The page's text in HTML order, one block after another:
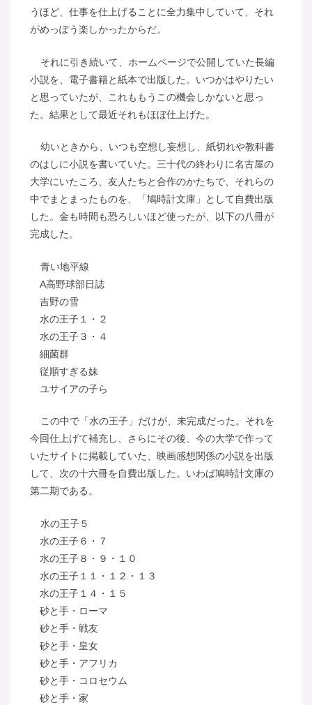
うほど、仕事を仕上げることに全力集中していて、それ
がめっぽう楽しかったからだ。
それに引き続いて、ホームページで公開していた長編
小説を、電子書籍と紙本で出版した。いつかはやりたい
と思っていたが、これももうこの機会しかないと思っ
た。結果として最近それもほぼ仕上げた。
幼いときから、いつも空想し妄想し、紙切れや教科書
のはしに小説を書いていた。三十代の終わりに名古屋の
大学にいたころ、友人たちと合作のかたちで、それらの
中でまとまったものを、「鳩時計文庫」として自費出版
した。金も時間も恐ろしいほど使ったが、以下の八冊が
完成した。
青い地平線
A高野球部日誌
吉野の雪
水の王子１・２
水の王子３・４
細菌群
従順すぎる妹
ユサイアの子ら
この中で「水の王子」だけが、未完成だった。それを
今回仕上げて補充し、さらにその後、今の大学で作って
いたサイトに掲載していた、映画感想関係の小説を出版
して、次の十六冊を自費出版した。いわば鳩時計文庫の
第二期である。
水の王子５
水の王子６・７
水の王子８・９・１０
水の王子１１・１２・１３
水の王子１４・１５
砂と手・ローマ
砂と手・戦友
砂と手・皇女
砂と手・アフリカ
砂と手・コロセウム
砂と手・家